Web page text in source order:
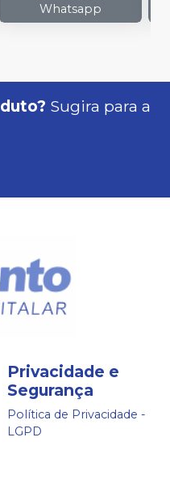
Whatsapp
Sugira para a
Privacidade e
Segurança
Política de Privacidade -
LGPD